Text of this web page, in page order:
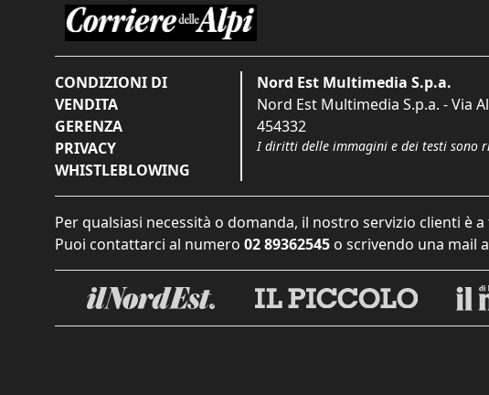
CONDIZIONI DI
VENDITA
GERENZA
PRIVACY
WHISTLEBLOWING
Nord Est Multimedia S.p.a.
Nord Est Multimedia S.p.a. - Via
454332
I diritti delle immagini e dei testi sono
Per qualsiasi necessità o domanda, il nostro servizio clienti è
Puoi contattarci al numero 02 89362545 o scrivendo una mail a